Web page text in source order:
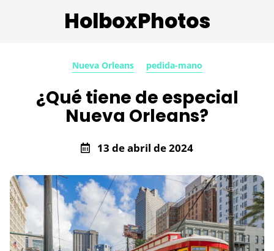
HolboxPhotos
Nueva Orleans pedida-mano
¿Qué tiene de especial
Nueva Orleans?
13 de abril de 2024